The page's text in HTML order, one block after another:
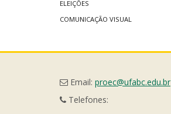
ELEIÇÕES
COMUNICAÇÃO VISUAL
Email: proec@ufabc.edu.br
Telefones: